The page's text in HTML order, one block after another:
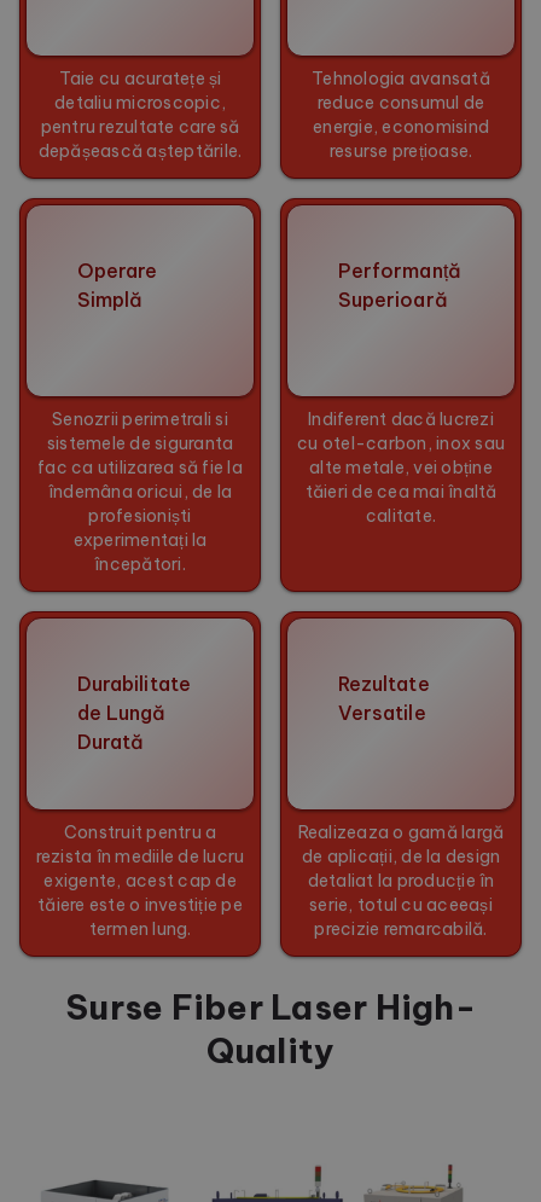
Taie cu acuratețe și
detaliu microscopic,
pentru rezultate care să
depășească așteptările.
Tehnologia avansată
reduce consumul de
energie, economisind
resurse prețioase.
Operare
Simplă
Senozrii perimetrali si
sistemele de siguranta
fac ca utilizarea să fie la
îndemâna oricui, de la
profesioniști
experimentați la
începători.
Performanță
Superioară
Indiferent dacă lucrezi
cu otel-carbon, inox sau
alte metale, vei obține
tăieri de cea mai înaltă
calitate.
Durabilitate
de Lungă
Durată
Construit pentru a
rezista în mediile de lucru
exigente, acest cap de
tăiere este o investiție pe
termen lung.
Rezultate
Versatile
Realizeaza o gamă largă
de aplicații, de la design
detaliat la producție în
serie, totul cu aceeași
precizie remarcabilă.
Surse Fiber Laser High-
Quality